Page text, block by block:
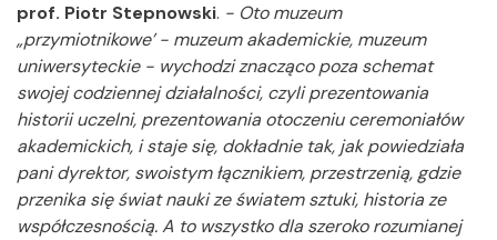
prof. Piotr Stepnowski. - Oto muzeum
„przymiotnikowe’ - muzeum akademickie, muzeum
uniwersyteckie - wychodzi znacząco poza schemat
swojej codziennej działalności, czyli prezentowania
historii uczelni, prezentowania otoczeniu ceremoniałów
akademickich, i staje się, dokładnie tak, jak powiedziała
pani dyrektor, swoistym łącznikiem, przestrzenią, gdzie
przenika się świat nauki ze światem sztuki, historia ze
współczesnością. A to wszystko dla szeroko rozumianej